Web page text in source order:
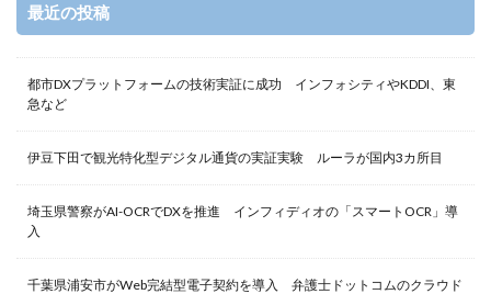
最近の投稿
都市DXプラットフォームの技術実証に成功 インフォシティやKDDI、東
急など
伊豆下田で観光特化型デジタル通貨の実証実験 ルーラが国内3カ所目
埼玉県警察がAI-OCRでDXを推進 インフィディオの「スマートOCR」導
入
千葉県浦安市がWeb完結型電子契約を導入 弁護士ドットコムのクラウド